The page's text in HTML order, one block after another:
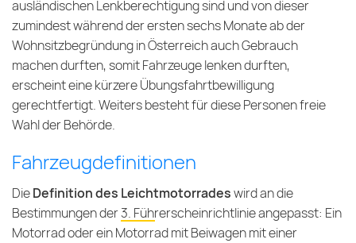
ausländischen Lenkberechtigung sind und von dieser
zumindest während der ersten sechs Monate ab der
Wohnsitzbegründung in Österreich auch Gebrauch
machen durften, somit Fahrzeuge lenken durften,
erscheint eine kürzere Übungsfahrtbewilligung
gerechtfertigt. Weiters besteht für diese Personen freie
Wahl der Behörde.
Fahrzeugdefinitionen
DieDefinition des Leichtmotorradeswird an die
Bestimmungen der3. Führerscheinrichtlinieangepasst: Ein
Motorrad oder ein Motorrad mit Beiwagen mit einer